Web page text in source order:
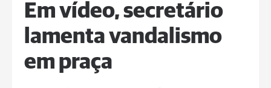
Em vídeo, secretário
lamenta vandalismo
em praça